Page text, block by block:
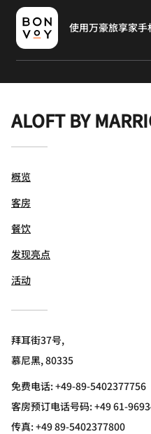
使用万豪旅享家
ALOFT BY
概览
客房
餐饮
发现亮点
活动
拜耳街37号,
慕尼黑, 80335
免费电话:+49-89-5402377756
客房预订电话号码: +49 61-
传真:+49 89-5402377800